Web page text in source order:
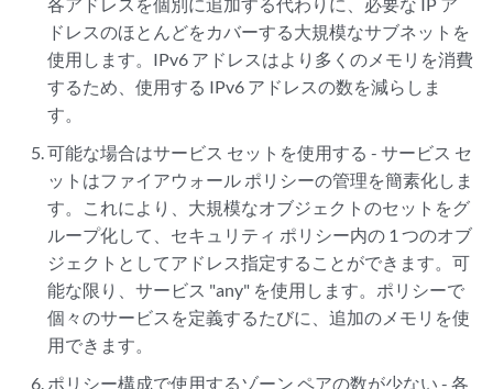
ドレスのほとんどをカバーする大規模なサブネットを
使用します。IPv6 アドレスはより多くのメモリを消費
するため、使用する IPv6 アドレスの数を減らしま
す。
可能な場合はサービス セットを使用する - サービス セ
ットはファイアウォール ポリシーの管理を簡素化しま
す。これにより、大規模なオブジェクトのセットをグ
ループ化して、セキュリティ ポリシー内の 1 つのオブ
ジェクトとしてアドレス指定することができます。可
能な限り、サービス "any" を使用します。ポリシーで
個々のサービスを定義するたびに、追加のメモリを使
用できます。
ポリシー構成で使用するゾーン ペアの数が少ない - 各